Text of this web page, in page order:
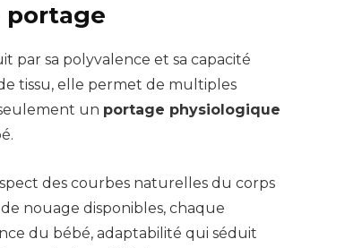
portage
par sa polyvalence et sa capacité
tissu, elle permet de multiples
un portage physiologique
des courbes naturelles du corps
nouage disponibles, chaque
du bébé, adaptabilité qui séduit